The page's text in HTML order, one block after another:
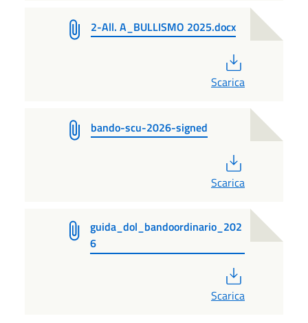
2-All. A_BULLISMO 2025.docx
Scarica
bando-scu-2026-signed
Scarica
guida_dol_bandoordinario_202
6
Scarica